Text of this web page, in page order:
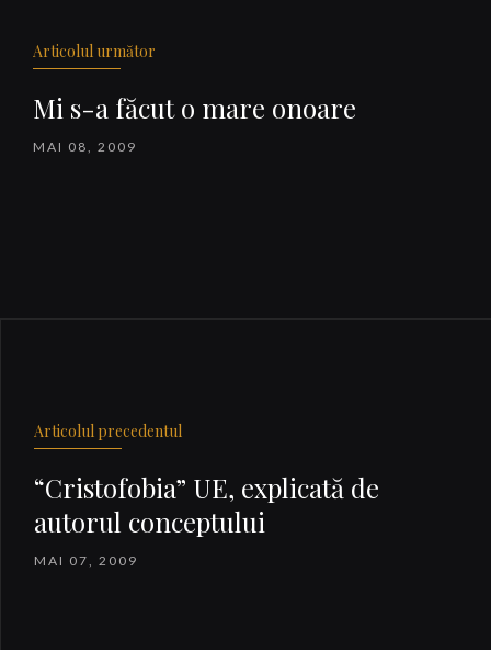
Articolul următor
Mi s-a făcut o mare onoare
MAI 08, 2009
Articolul precedentul
“Cristofobia” UE, explicată de
autorul conceptului
MAI 07, 2009